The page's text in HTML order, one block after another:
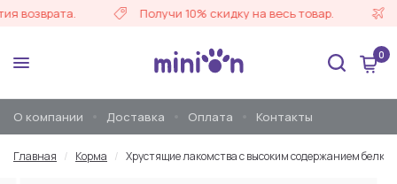
возврата. Получи 10% скидку на весь товар.
0
О компании Доставка Оплата Контакты
Главная / Корма / Хрустящие лакомства с высоким содержанием